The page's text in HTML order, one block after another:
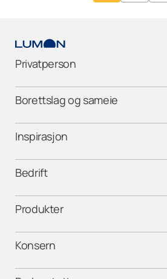
Privatperson
Borettslag og sameie
Inspirasjon
Bedrift
Produkter
Konsern